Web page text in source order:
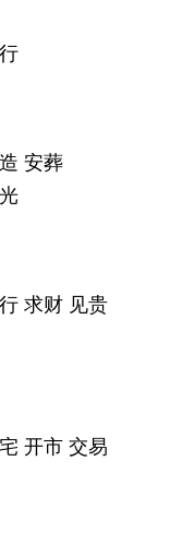
安葬
求财 见贵
开市 交易